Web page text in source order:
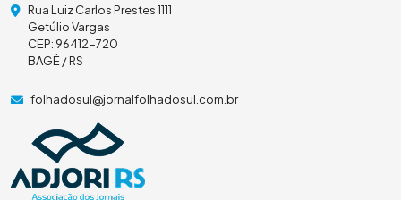
Rua Luiz Carlos Prestes 1111
Getúlio Vargas
CEP: 96412-720
BAGÉ / RS
folhadosul@jornalfolhadosul.com.br